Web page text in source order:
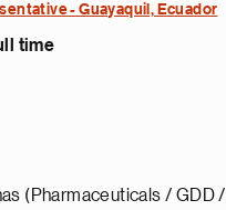
- Guayaquil, Ecuador
time
(Pharmaceuticals / GDD